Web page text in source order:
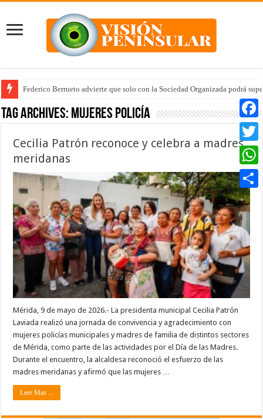
Federico Berrueto advierte que solo con la Sociedad Organizada podrá
Tag Archives: mujeres policía
Cecilia Patrón reconoce y celebra a madres
meridanas
Mérida, 9 de mayo de 2026.- La presidenta municipal Cecilia Patrón
Laviada realizó una jornada de convivencia y agradecimiento con
mujeres policías municipales y madres de familia de distintos sectores
de Mérida, como parte de las actividades por el Día de las Madres.
Durante el encuentro, la alcaldesa reconoció el esfuerzo de las
madres meridanas y afirmó que las mujeres …
Leer Mas ...
Twitter